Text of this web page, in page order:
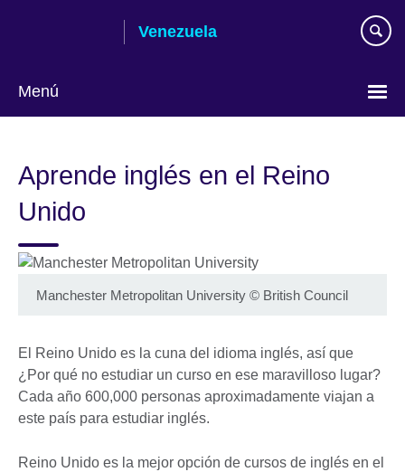
Venezuela
Menú
idioma
Aprende inglés en el Reino
Unido
Manchester Metropolitan University © British Council
El Reino Unido es la cuna del idioma inglés, así que
¿Por qué no estudiar un curso en ese maravilloso lugar?
Cada año 600,000 personas aproximadamente viajan a
este país para estudiar inglés.
Reino Unido es la mejor opción de cursos de inglés en el